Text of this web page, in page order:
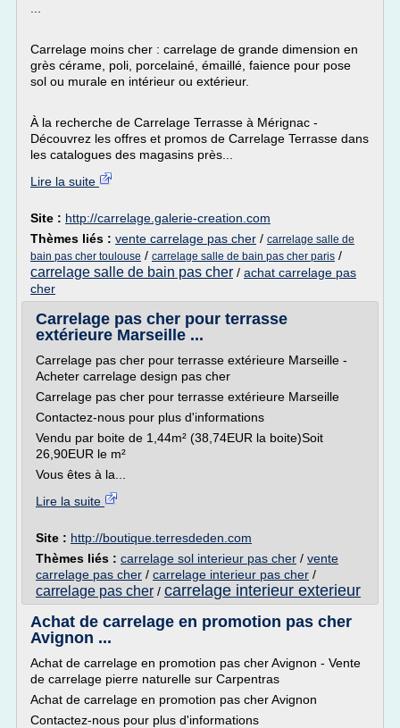
Carrelage moins cher : carrelage de grande dimension en
grès cérame, poli, porcelainé, émaillé, faience pour pose
sol ou murale en intérieur ou extérieur.
À la recherche de Carrelage Terrasse à Mérignac -
Découvrez les offres et promos de Carrelage Terrasse dans
les catalogues des magasins près...
Lire la suite
Site : http://carrelage.galerie-creation.com
Thèmes liés : vente carrelage pas cher / carrelage salle de
bain pas cher toulouse / carrelage salle de bain pas cher paris /
carrelage salle de bain pas cher / achat carrelage pas
cher
Carrelage pas cher pour terrasse
extérieure Marseille ...
Carrelage pas cher pour terrasse extérieure Marseille -
Acheter carrelage design pas cher
Carrelage pas cher pour terrasse extérieure Marseille
Contactez-nous pour plus d'informations
Vendu par boite de 1,44m² (38,74EUR la boite)Soit
26,90EUR le m²
Vous êtes à la...
Lire la suite
Site : http://boutique.terresdeden.com
Thèmes liés : carrelage sol interieur pas cher / vente
carrelage pas cher / carrelage interieur pas cher /
carrelage pas cher / carrelage interieur exterieur
Achat de carrelage en promotion pas cher
Avignon ...
Achat de carrelage en promotion pas cher Avignon - Vente
de carrelage pierre naturelle sur Carpentras
Achat de carrelage en promotion pas cher Avignon
Contactez-nous pour plus d'informations